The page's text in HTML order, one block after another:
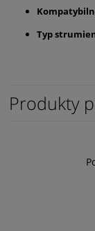
Typ
Produkty